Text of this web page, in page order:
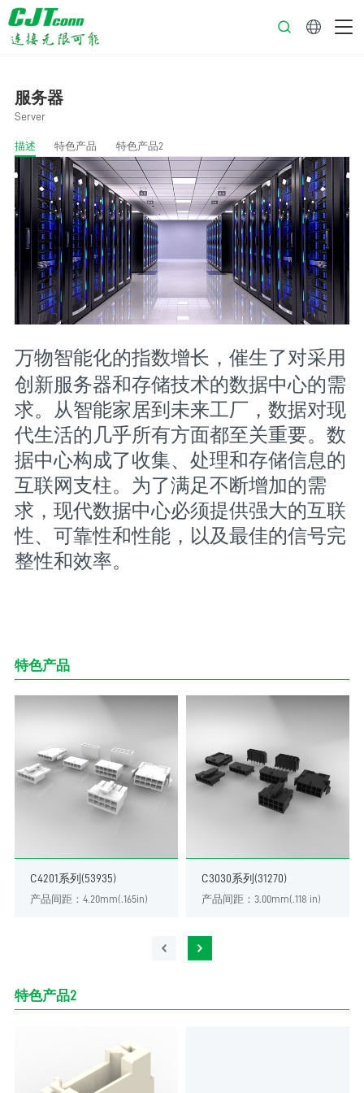
服务器
Server
描述 特色产品 特色产品2
万物智能化的指数增长，催生了对采用
创新服务器和存储技术的数据中心的需
求。从智能家居到未来工厂，数据对现
代生活的几乎所有方面都至关重要。数
据中心构成了收集、处理和存储信息的
互联网支柱。为了满足不断增加的需
求，现代数据中心必须提供强大的互联
性、可靠性和性能，以及最佳的信号完
整性和效率。
特色产品
C4201系列(53935)
产品间距：4.20mm(.165in)
C3030系列(31270)
产品间距：3.00mm(.118 in)
特色产品2